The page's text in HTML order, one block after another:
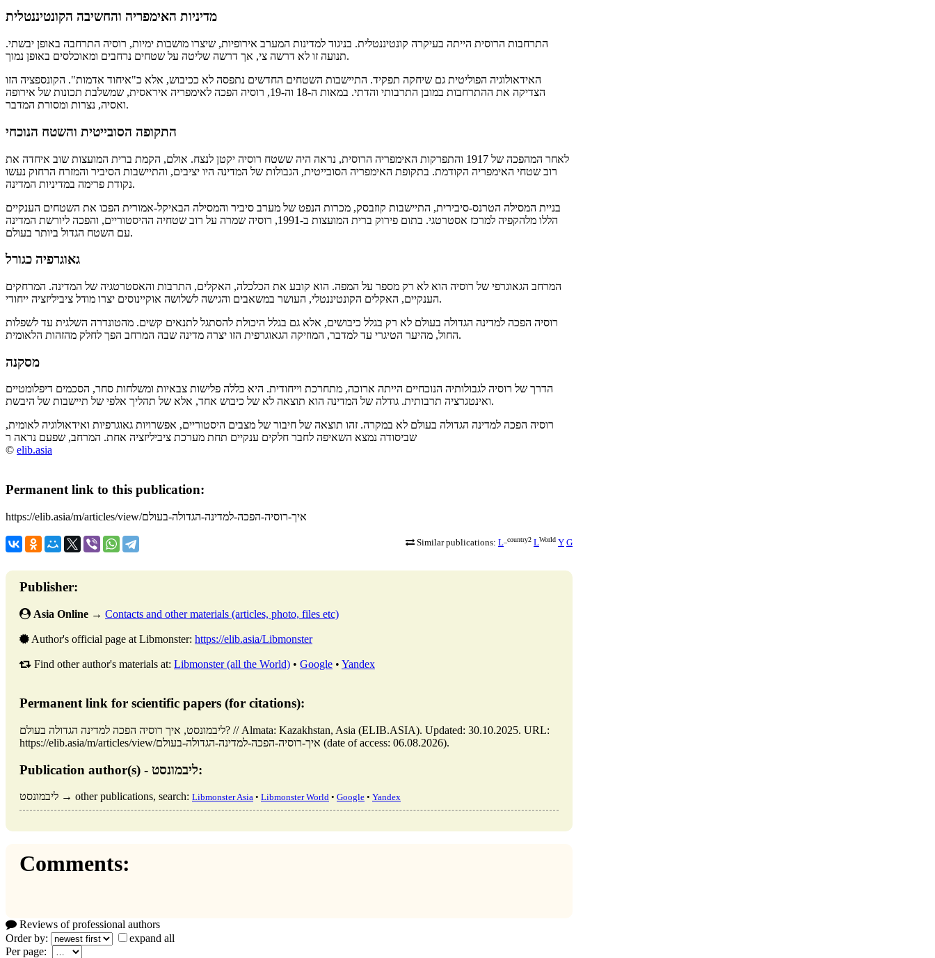
מדיניות האימפריה והחשיבה הקונטיננטלית
התרחבות הרוסית הייתה בעיקרה קונטיננטלית. בניגוד למדינות המערב אירופיות, שיצרו מושבות ימיות, רוסיה התרחבה באופן יבשתי.
תנועה זו לא דרשה צי, אך דרשה שליטה על שטחים נרחבים ומאוכלסים באופן נמוך.
האידאולוגיה הפוליטית גם שיחקה תפקיד. התיישבות השטחים החדשים נתפסה לא ככיבוש, אלא כ"איחוד אדמות". הקונספציה הזו
הצדיקה את ההתרחבות במובן התרבותי והדתי. במאות ה-18 וה-19, רוסיה הפכה לאימפריה איראסית, שמשלבת תכונות של אירופה
ואסיה, נצרות ומסורת המדבר.
התקופה הסובייטית והשטח הנוכחי
לאחר המהפכה של 1917 והתפרקות האימפריה הרוסית, נראה היה ששטח רוסיה יקטן לנצח. אולם, הקמת ברית המועצות שוב איחדה את
רוב שטחי האימפריה הקודמת. בתקופת האימפריה הסובייטית, הגבולות של המדינה היו יציבים, והתיישבות הסיביר והמזרח הרחוק נעשו
נקודת פרימה במדיניות המדינה.
בניית המסילה הטרנס-סיבירית, התיישבות קוזבסק, מכרות הנפט של מערב סיביר והמסילה הבאיקל-אמורית הפכו את השטחים הענקיים
הללו מלהקפיה למרכז אסטרטגי. בתום פירוק ברית המועצות ב-1991, רוסיה שמרה על רוב שטחיה ההיסטוריים, והפכה ליורשת המדינה
עם השטח הגדול ביותר בעולם.
גאוגרפיה כגורל
המרחב הגאוגרפי של רוסיה הוא לא רק מספר על המפה. הוא קובע את הכלכלה, האקלים, התרבות והאסטרטגיה של המדינה. המרחקים
הענקיים, האקלים הקונטיננטלי, העושר במשאבים והגישה לשלושה אוקיינוסים יצרו מודל ציביליזציה ייחודי.
רוסיה הפכה למדינה הגדולה בעולם לא רק בגלל כיבושים, אלא גם בגלל היכולת להסתגל לתנאים קשים. מהטונדרה השלגית עד לשפלות
החול, מהיער הטיגרי עד למדבר, המוזיקה הגאוגרפית הזו יצרה מדינה שבה המרחב הפך לחלק מהזהות הלאומית.
מסקנה
הדרך של רוסיה לגבולותיה הנוכחיים הייתה ארוכה, מתחרכת וייחודית. היא כללה פלישות צבאיות ומשלחות סחר, הסכמים דיפלומטיים
ואינטגרציה תרבותית. גודלה של המדינה הוא תוצאה לא של כיבוש אחד, אלא של תהליך אלפי של תיישבות של היבשת.
רוסיה הפכה למדינה הגדולה בעולם לא במקרה. זהו תוצאה של חיבור של מצבים היסטוריים, אפשרויות גאוגרפיות ואידאולוגיה לאומית,
שביסודה נמצא השאיפה לחבר חלקים ענקיים תחת מערכת ציביליזציה אחת. המרחב, שפעם נראה ר
© elib.asia
Permanent link to this publication:
https://elib.asia/m/articles/view/איך-רוסיה-הפכה-למדינה-הגדולה-בעולם
Similar publications: L _country2 LWorld Y G
Publisher:
Asia Online → Contacts and other materials (articles, photo, files etc)
Author's official page at Libmonster: https://elib.asia/Libmonster
Find other author's materials at: Libmonster (all the World) • Google • Yandex
Permanent link for scientific papers (for citations):
ליבמונסט, איך רוסיה הפכה למדינה הגדולה בעולם? // Almata: Kazakhstan, Asia (ELIB.ASIA). Updated: 30.10.2025. URL:
https://elib.asia/m/articles/view/איך-רוסיה-הפכה-למדינה-הגדולה-בעולם (date of access: 06.08.2026).
Publication author(s) - ליבמונסט:
ליבמונסט → other publications, search: Libmonster Asia • Libmonster World • Google • Yandex
Comments:
Reviews of professional authors
Order by:
expand all
Per page: